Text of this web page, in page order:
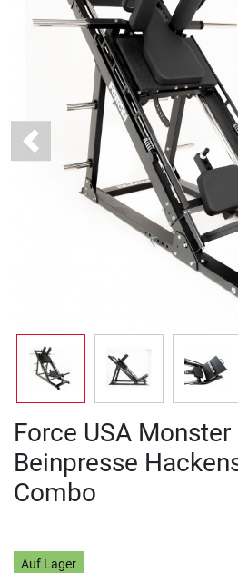
Previous
Force USA
Beinpresse
Combo
Auf Lager